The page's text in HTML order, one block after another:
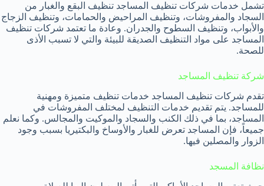
تشمل خدمات شركات تنظيف المساجد تنظيف البقع والغبار من
السجاد والمفروشات، وتنظيف المراحيض والحمامات، وتنظيف الزجاج
والأبواب، وتنظيف السطوح والجدران. وعادة ما تعتمد شركات تنظيف
المساجد على مواد التنظيف الصديقة للبيئة والتي لا تسبب الأذى
للصحة.
شركة تنظيف المساجد
تقدم شركات تنظيف المساجد خدمات تنظيف متميزة ومهنية
للمساجد. يتم تقديم خدمات التنظيف لمختلف المفروشات في
المساجد، بما في ذلك الكنب والسجاد والموكيت والمجالس. وكما نعلم
جميعاً، فإن المساجد تعرض للغبار والأوساخ والبكتيريا بسبب وجود
الزوار والمصلين فيها.
نظافة المسجد